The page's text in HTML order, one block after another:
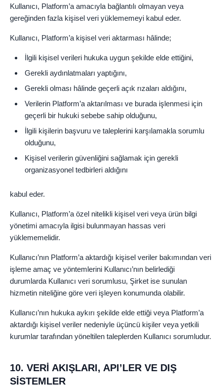
Kullanıcı, Platform’a amacıyla bağlantılı olmayan veya
gereğinden fazla kişisel veri yüklememeyi kabul eder.
Kullanıcı, Platform’a kişisel veri aktarması hâlinde;
İlgili kişisel verileri hukuka uygun şekilde elde ettiğini,
Gerekli aydınlatmaları yaptığını,
Gerekli olması hâlinde geçerli açık rızaları aldığını,
Verilerin Platform’a aktarılması ve burada işlenmesi için
geçerli bir hukuki sebebe sahip olduğunu,
İlgili kişilerin başvuru ve taleplerini karşılamakla sorumlu
olduğunu,
Kişisel verilerin güvenliğini sağlamak için gerekli
organizasyonel tedbirleri aldığını
kabul eder.
Kullanıcı, Platform’a özel nitelikli kişisel veri veya ürün bilgi
yönetimi amacıyla ilgisi bulunmayan hassas veri
yüklememelidir.
Kullanıcı’nın Platform’a aktardığı kişisel veriler bakımından veri
işleme amaç ve yöntemlerini Kullanıcı’nın belirlediği
durumlarda Kullanıcı veri sorumlusu, Şirket ise sunulan
hizmetin niteliğine göre veri işleyen konumunda olabilir.
Kullanıcı’nın hukuka aykırı şekilde elde ettiği veya Platform’a
aktardığı kişisel veriler nedeniyle üçüncü kişiler veya yetkili
kurumlar tarafından yöneltilen taleplerden Kullanıcı sorumludur.
10. VERİ AKIŞLARI, API’LER VE DIŞ
SİSTEMLER